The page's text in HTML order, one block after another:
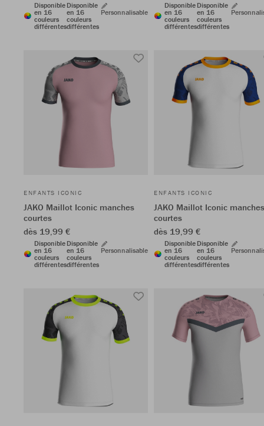
Disponible
en 16
couleurs
différentes
Disponible
en 16
couleurs
différentes
Personnalisable
Disponible
en 16
couleurs
différentes
Disponible
en 16
couleurs
différentes
ENFANTS ICONIC
JAKO Maillot Iconic manches
courtes
dès 19,99 €
Disponible
en 16
couleurs
différentes
Disponible
en 16
couleurs
différentes
Personnalisable
ENFANTS ICONIC
JAKO Maillot Iconic manches
courtes
dès 19,99 €
Disponible
en 16
couleurs
différentes
Disponible
en 16
couleurs
différentes